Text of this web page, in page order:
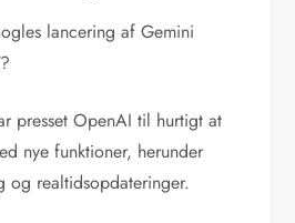
lancering af Gemini
presset OpenAI til hurtigt at
nye funktioner, herunder
og realtidsopdateringer.